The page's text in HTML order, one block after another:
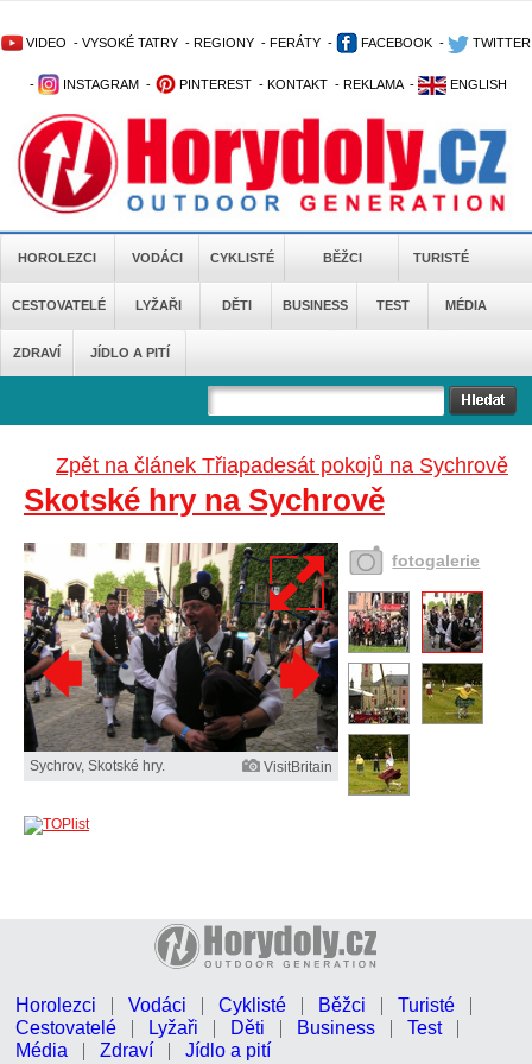
VIDEO - VYSOKÉ TATRY - REGIONY - FERÁTY - FACEBOOK - TWITTER
- INSTAGRAM - PINTEREST - KONTAKT - REKLAMA - ENGLISH
HOROLEZCI VODÁCI CYKLISTÉ BĚŽCI TURISTÉ
CESTOVATELÉ LYŽAŘI DĚTI BUSINESS TEST MÉDIA
ZDRAVÍ JÍDLO A PITÍ
Zpět na článek Třiapadesát pokojů na Sychrově
Skotské hry na Sychrově
Sychrov, Skotské hry. VisitBritain
fotogalerie
Horolezci Vodáci Cyklisté Běžci
Turisté
Cestovatelé
Lyžaři Děti Business
Test
Média
Zdraví Jídlo a pití